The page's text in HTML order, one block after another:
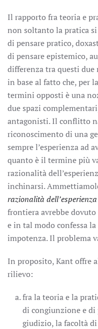
Il rapporto fra teoria e
non soltanto la pratica
di pensare pratico,
di pensare epistemico,
differenza tra questi
in base al fatto che, per
termini opposti è una
due spazi
antagonisti. Il conflitto
riconoscimento di una
sempre l’esperienza ad
quanto è il termine più
razionalità
inchinarsi.
razionalità dell’esperienza
frontiera avrebbe dovuto
e in tal modo confessa
impotenza. Il problema
In proposito, Kant offre
rilievo:
fra la teoria e la
di congiunzione e di
giudizio, la facoltà